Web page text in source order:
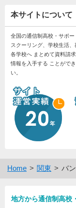
本サイトについて
全国の通信制高校・サポー
スクーリング、学校生活
各学校へ まとめて資料請
情報を入手する ことがで
い。
Home 関東 バ
地方から通信制高校